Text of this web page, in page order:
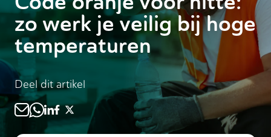
zo werk je veilig bij hoge
temperaturen
Deel dit artikel